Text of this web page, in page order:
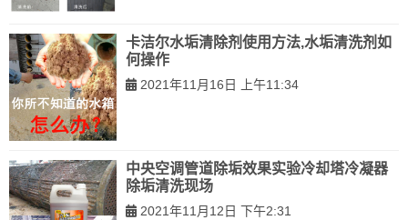
卡洁尔水垢清除剂使用方法,水垢清洗剂如
何操作
2021年11月16日 上午11:34
中央空调管道除垢效果实验冷却塔冷凝器
除垢清洗现场
2021年11月12日 下午2:31